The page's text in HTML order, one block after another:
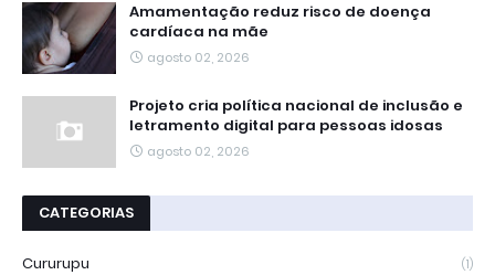
Amamentação reduz risco de doença
cardíaca na mãe
agosto 02, 2026
Projeto cria política nacional de inclusão e
letramento digital para pessoas idosas
agosto 02, 2026
CATEGORIAS
Cururupu (1)